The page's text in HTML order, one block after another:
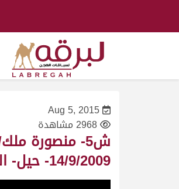
Aug 5, 2015
2968 مشاهدة
ش5- منصورة
14/9/2009- حيل- التوقيت 8:08:04